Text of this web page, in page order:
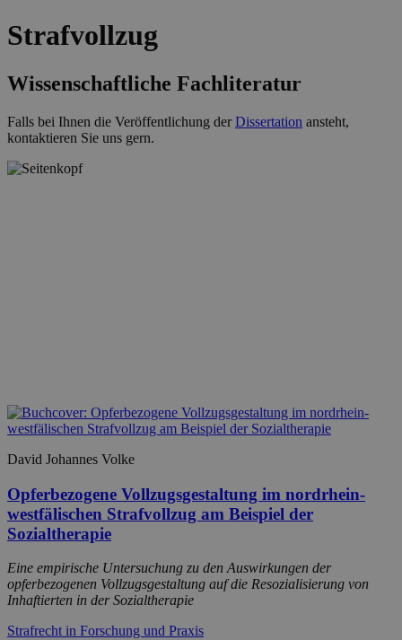
Strafvollzug
Wissenschaftliche Fachliteratur
Falls bei Ihnen die Veröffentlichung derDissertation ansteht,
kontaktieren Sie uns gern.
David Johannes Volke
Opferbezogene Vollzugsgestaltung im nordrhein-
westfälischen Strafvollzug am Beispiel der
Sozialtherapie
Eine empirische Untersuchung zu den Auswirkungen der
opferbezogenen Vollzugsgestaltung auf die Resozialisierung von
Inhaftierten in der Sozialtherapie
Strafrecht in Forschung und Praxis